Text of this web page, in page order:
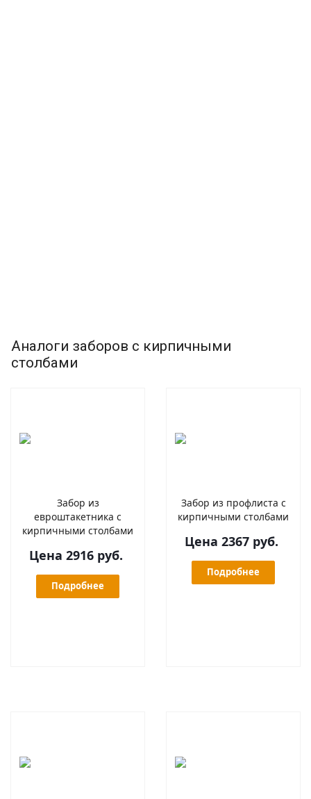
Аналоги заборов с кирпичными
столбами
Забор из
евроштакетника с
кирпичными столбами
Цена 2916 руб.
Подробнее
Забор из профлиста с
кирпичными столбами
Цена 2367 руб.
Подробнее